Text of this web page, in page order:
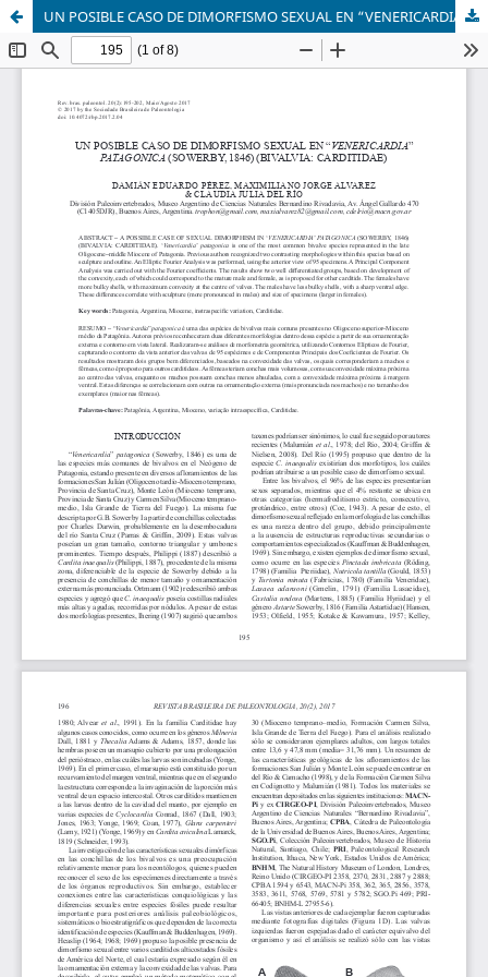
UN POSIBLE CASO DE DIMORFISMO SEXUAL EN “VENERICARDIA” PATAGONICA (SOWERBY, 1846) (BIVALVIA: CARDITIDAE)